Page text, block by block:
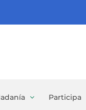
Participa